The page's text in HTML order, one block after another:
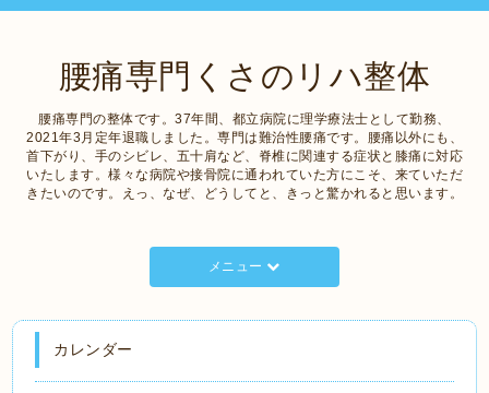
腰痛専門くさのリハ整体
腰痛専門の整体です。37年間、都立病院に理学療法士として勤務、
2021年3月定年退職しました。専門は難治性腰痛です。腰痛以外にも、
首下がり、手のシビレ、五十肩など、脊椎に関連する症状と膝痛に対応
いたします。様々な病院や接骨院に通われていた方にこそ、来ていただ
きたいのです。えっ、なぜ、どうしてと、きっと驚かれると思います。
メニュー
カレンダー